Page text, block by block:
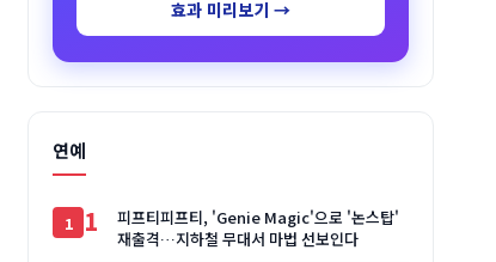
효과 미리보기 →
연예
1
피프티피프티, 'Genie Magic'으로 '논스탑'
재출격…지하철 무대서 마법 선보인다